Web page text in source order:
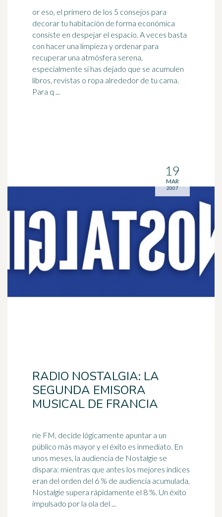
or eso, el primero de los 5 consejos para
decorar tu habitación de forma económica
consiste en despejar el espacio. A veces basta
con hacer una limpieza y ordenar para
recuperar una atmósfera serena,
especialmente si has dejado que se acumulen
libros, revistas o ropa alrededor de tu cama.
Para q ...
RADIO NOSTALGIA: LA
SEGUNDA EMISORA
MUSICAL DE FRANCIA
rie FM, decide lógicamente apuntar a un
público más mayor y el éxito es inmediato. En
unos meses, la audiencia de Nostalgie se
dispara: mientras que antes los mejores índices
eran del orden del 6 % de audiencia acumulada,
Nostalgie supera rápidamente el 8 %. Un éxito
impulsado por la ola del ...
19
MAR
2007